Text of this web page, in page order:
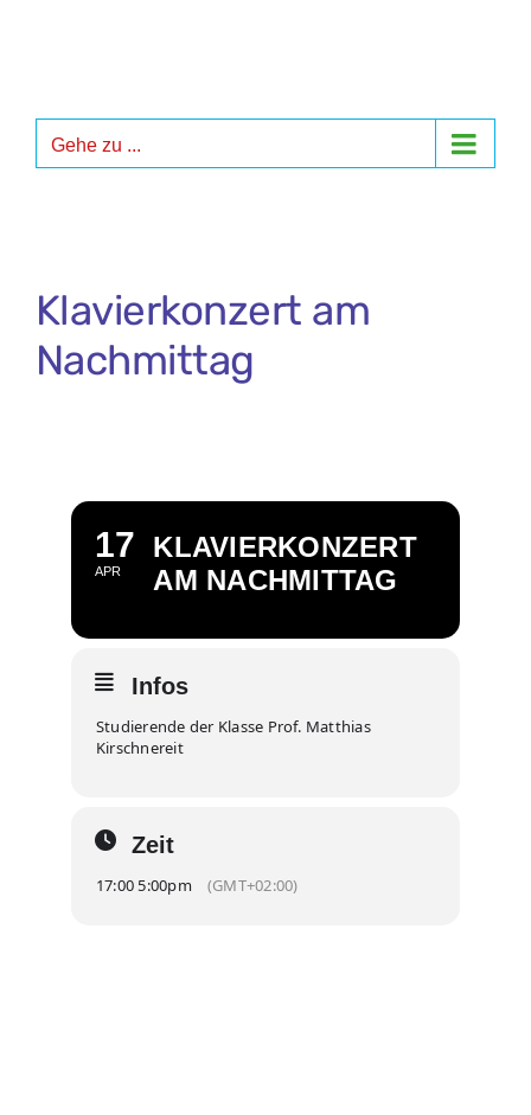
Gehe zu ...
Klavierkonzert am
Nachmittag
17
APR
KLAVIERKONZERT
AM NACHMITTAG
Infos
Studierende der Klasse Prof. Matthias
Kirschnereit
Zeit
17:00 5:00pm (GMT+02:00)